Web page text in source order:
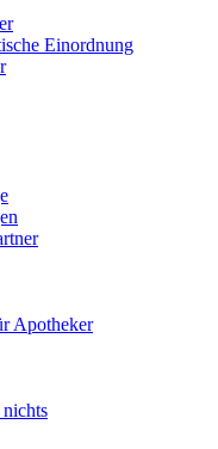
Einordnung
Apotheker
nichts